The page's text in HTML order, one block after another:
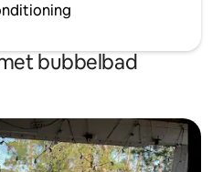
bubbelbad